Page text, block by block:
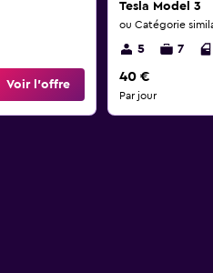
Voir l’offre
Tesla Model 3
ou Catégorie
5 7
40 €
Par jour